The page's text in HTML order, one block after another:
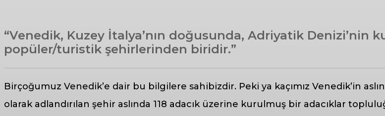
“Venedik, Kuzey İtalya’nın doğusunda, Adriyatik Denizi’nin
popüler/turistik şehirlerinden biridir.”
Birçoğumuz Venedik’e dair bu bilgilere sahibizdir. Peki ya kaçımız Venedik’in
olarak adlandırılan şehir aslında 118 adacık üzerine kurulmuş bir adacıklar